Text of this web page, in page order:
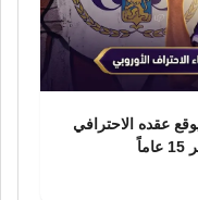
عقده الاحترافي